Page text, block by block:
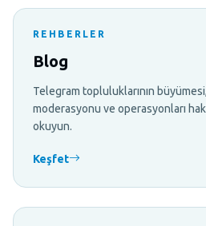
REHBERLER
Blog
Telegram topluluklarının
moderasyonu ve operasyonları
okuyun.
Keşfet